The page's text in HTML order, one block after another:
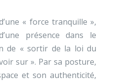
« force tranquille »,
présence dans le
de « sortir de la loi du
sur ». Par sa posture,
et son authenticité,